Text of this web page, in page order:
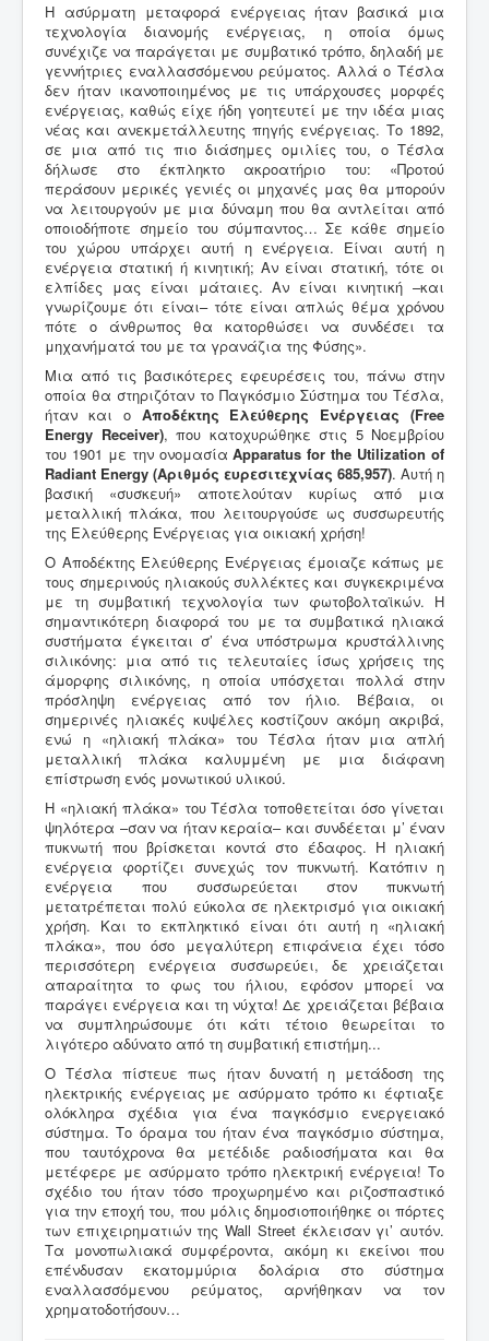
Η ασύρματη μεταφορά ενέργειας ήταν βασικά μια
τεχνολογία διανομής ενέργειας, η οποία όμως
συνέχιζε να παράγεται με συμβατικό τρόπο, δηλαδή με
γεννήτριες εναλλασσόμενου ρεύματος. Αλλά ο Τέσλα
δεν ήταν ικανοποιημένος με τις υπάρχουσες μορφές
ενέργειας, καθώς είχε ήδη γοητευτεί με την ιδέα μιας
νέας και ανεκμετάλλευτης πηγής ενέργειας. Το 1892,
σε μια από τις πιο διάσημες ομιλίες του, ο Τέσλα
δήλωσε στο έκπληκτο ακροατήριο του: «Προτού
περάσουν μερικές γενιές οι μηχανές μας θα μπορούν
να λειτουργούν με μια δύναμη που θα αντλείται από
οποιοδήποτε σημείο του σύμπαντος… Σε κάθε σημείο
του χώρου υπάρχει αυτή η ενέργεια. Είναι αυτή η
ενέργεια στατική ή κινητική; Αν είναι στατική, τότε οι
ελπίδες μας είναι μάταιες. Αν είναι κινητική –και
γνωρίζουμε ότι είναι– τότε είναι απλώς θέμα χρόνου
πότε ο άνθρωπος θα κατορθώσει να συνδέσει τα
μηχανήματά του με τα γρανάζια της Φύσης».
Μια από τις βασικότερες εφευρέσεις του, πάνω στην
οποία θα στηριζόταν το Παγκόσμιο Σύστημα του Τέσλα,
ήταν και ο Αποδέκτης Ελεύθερης Ενέργειας (Free
Energy Receiver), που κατοχυρώθηκε στις 5 Νοεμβρίου
του 1901 με την ονομασίαApparatus for the Utilization of
Radiant Energy (Αριθμός ευρεσιτεχνίας 685,957). Αυτή η
βασική «συσκευή» αποτελούταν κυρίως από μια
μεταλλική πλάκα, που λειτουργούσε ως συσσωρευτής
της Ελεύθερης Ενέργειας για οικιακή χρήση!
Ο Αποδέκτης Ελεύθερης Ενέργειας έμοιαζε κάπως με
τους σημερινούς ηλιακούς συλλέκτες και συγκεκριμένα
με τη συμβατική τεχνολογία των φωτοβολταϊκών. Η
σημαντικότερη διαφορά του με τα συμβατικά ηλιακά
συστήματα έγκειται σ’ ένα υπόστρωμα κρυστάλλινης
σιλικόνης: μια από τις τελευταίες ίσως χρήσεις της
άμορφης σιλικόνης, η οποία υπόσχεται πολλά στην
πρόσληψη ενέργειας από τον ήλιο. Βέβαια, οι
σημερινές ηλιακές κυψέλες κοστίζουν ακόμη ακριβά,
ενώ η «ηλιακή πλάκα» του Τέσλα ήταν μια απλή
μεταλλική πλάκα καλυμμένη με μια διάφανη
επίστρωση ενός μονωτικού υλικού.
Η «ηλιακή πλάκα» του Τέσλα τοποθετείται όσο γίνεται
ψηλότερα –σαν να ήταν κεραία– και συνδέεται μ’ έναν
πυκνωτή που βρίσκεται κοντά στο έδαφος. Η ηλιακή
ενέργεια φορτίζει συνεχώς τον πυκνωτή. Κατόπιν η
ενέργεια που συσσωρεύεται στον πυκνωτή
μετατρέπεται πολύ εύκολα σε ηλεκτρισμό για οικιακή
χρήση. Και το εκπληκτικό είναι ότι αυτή η «ηλιακή
πλάκα», που όσο μεγαλύτερη επιφάνεια έχει τόσο
περισσότερη ενέργεια συσσωρεύει, δε χρειάζεται
απαραίτητα το φως του ήλιου, εφόσον μπορεί να
παράγει ενέργεια και τη νύχτα! Δε χρειάζεται βέβαια
να συμπληρώσουμε ότι κάτι τέτοιο θεωρείται το
λιγότερο αδύνατο από τη συμβατική επιστήμη...
Ο Τέσλα πίστευε πως ήταν δυνατή η μετάδοση της
ηλεκτρικής ενέργειας με ασύρματο τρόπο κι έφτιαξε
ολόκληρα σχέδια για ένα παγκόσμιο ενεργειακό
σύστημα. Το όραμα του ήταν ένα παγκόσμιο σύστημα,
που ταυτόχρονα θα μετέδιδε ραδιοσήματα και θα
μετέφερε με ασύρματο τρόπο ηλεκτρική ενέργεια! Το
σχέδιο του ήταν τόσο προχωρημένο και ριζοσπαστικό
για την εποχή του, που μόλις δημοσιοποιήθηκε οι πόρτες
των επιχειρηματιών της Wall Street έκλεισαν γι’ αυτόν.
Τα μονοπωλιακά συμφέροντα, ακόμη κι εκείνοι που
επένδυσαν εκατομμύρια δολάρια στο σύστημα
εναλλασσόμενου ρεύματος, αρνήθηκαν να τον
χρηματοδοτήσουν…